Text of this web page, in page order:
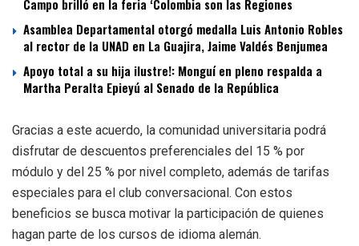
Campo brilló en la feria ‘Colombia son las Regiones
Asamblea Departamental otorgó medalla Luis Antonio Robles
al rector de la UNAD en La Guajira, Jaime Valdés Benjumea
Apoyo total a su hija ilustre!: Monguí en pleno respalda a
Martha Peralta Epieyú al Senado de la República
Gracias a este acuerdo, la comunidad universitaria podrá
disfrutar de descuentos preferenciales del 15 % por
módulo y del 25 % por nivel completo, además de tarifas
especiales para el club conversacional. Con estos
beneficios se busca motivar la participación de quienes
hagan parte de los cursos de idioma alemán.